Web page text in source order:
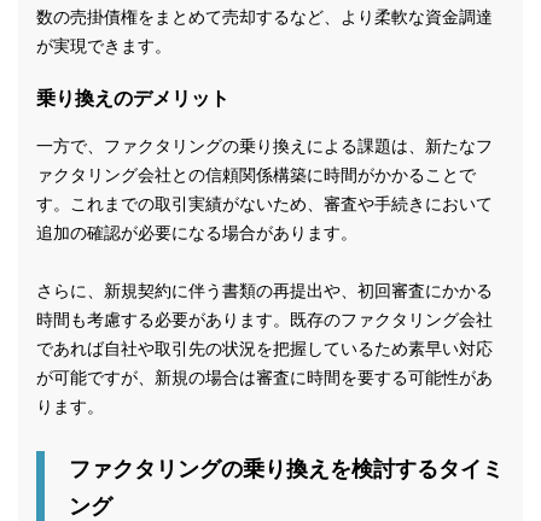
数の売掛債権をまとめて売却するなど、より柔軟な資金調達
が実現できます。
乗り換えのデメリット
一方で、ファクタリングの乗り換えによる課題は、新たなフ
ァクタリング会社との信頼関係構築に時間がかかることで
す。これまでの取引実績がないため、審査や手続きにおいて
追加の確認が必要になる場合があります。
さらに、新規契約に伴う書類の再提出や、初回審査にかかる
時間も考慮する必要があります。既存のファクタリング会社
であれば自社や取引先の状況を把握しているため素早い対応
が可能ですが、新規の場合は審査に時間を要する可能性があ
ります。
ファクタリングの乗り換えを検討するタイミ
ング